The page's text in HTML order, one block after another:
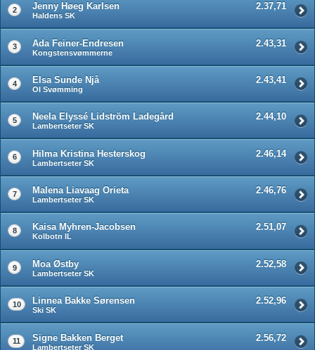
2 Jenny Høeg Karlsen
Haldens SK
2.37,71
3 Ada Feiner-Endresen
Kongstensvømmerne
2.43,31
4 Elsa Sunde Njå
OI Svømming
2.43,41
5 Neela Elyssé Lidström Ladegård
Lambertseter SK
2.44,10
6 Hilma Kristina Hesterskog
Lambertseter SK
2.46,14
7 Malena Liavaag Orieta
Lambertseter SK
2.46,76
8 Kaisa Myhren-Jacobsen
Kolbotn IL
2.51,07
9 Moa Østby
Lambertseter SK
2.52,58
10 Linnea Bakke Sørensen
Ski SK
2.52,96
11 Signe Bakken Berget
Lambertseter SK
2.56,72